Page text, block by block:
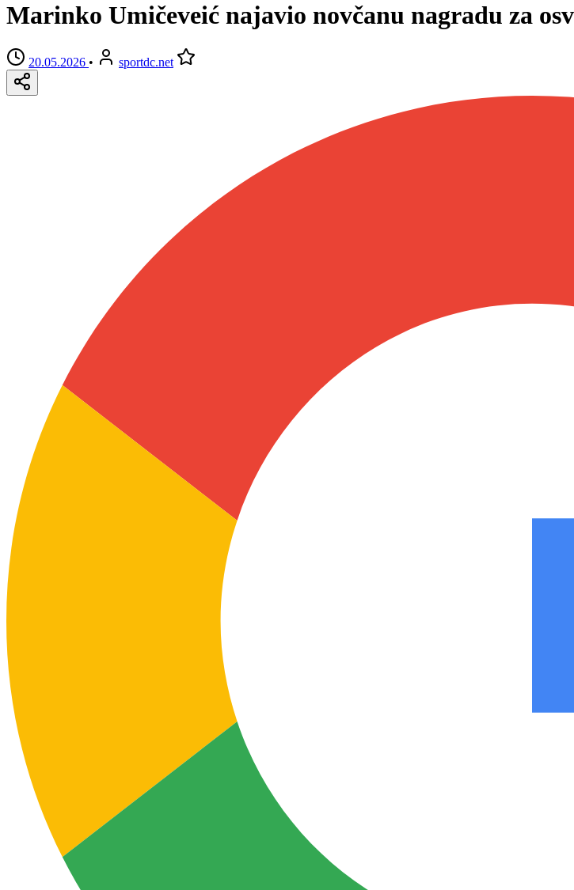
Marinko Umičeveić najavio novčanu nagradu za
20.05.2026 • sportdc.net